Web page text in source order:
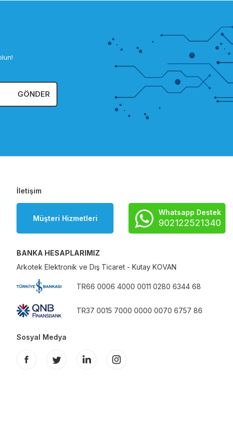
GÖNDER
İletişim
Müşteri Hizmetleri
Whatsapp Destek
902122521340
BANKA HESAPLARIMIZ
Arkotek Elektronik ve Dış Ticaret - Kutay KOVAN
TR66 0006 4000 0011 0280 6344 68
TR37 0015 7000 0000 0070 6757 86
Sosyal Medya